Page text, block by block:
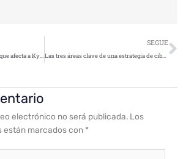
Ucrania sufre un ciberataque que afecta a Kyivstar y otras empresas
SEGUE
Las tres áreas clave de una estrategia de ciberseguridad de exitosa
electrónico no será publicada. Los
están marcados con *